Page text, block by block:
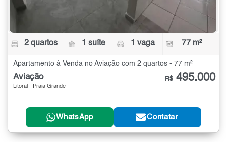
2 quartos 1 suíte 1 vaga 77 m²
Apartamento à Venda no Aviação com 2 quartos - 77 m²
Aviação
Litoral - Praia Grande
R$ 495.000
WhatsApp Contatar